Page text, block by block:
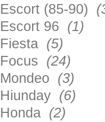
Escort (85-90)
Escort 96 (1)
Fiesta (5)
Focus (24)
Mondeo (3)
Hiunday (6)
Honda (2)